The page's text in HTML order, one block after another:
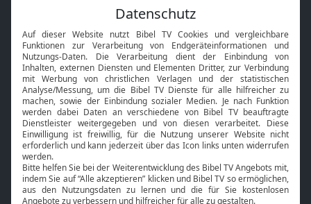
Neuigkeiten
Mobile App
Smart TV
HbbTV
Bibelthek Online-Bibel
Nächster Gottesdienst
Bibel TV
Über uns
Jobs
Service
Kontakt
TV-Empfang